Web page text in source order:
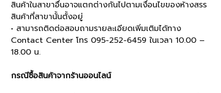
สินค้าในสาขาอื่นอาจแตกต่างกันไปตามเงื่อนไขของห้างสรร
สินค้าที่สาขานั้นตั้งอยู่
• สามารถติดต่อสอบถามรายละเอียดเพิ่มเติมได้ทาง
Contact Center โทร 095-252-6459 ในเวลา 10.00 –
18.00 น.
กรณีซื้อสินค้าจากร้านออนไลน์